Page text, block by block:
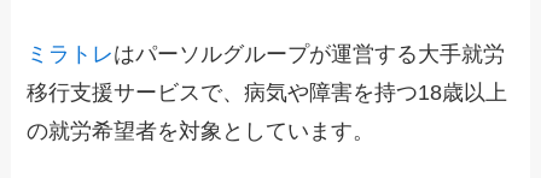
ミラトレはパーソルグループが運営する大手就労
移行支援サービスで、病気や障害を持つ18歳以上
の就労希望者を対象としています。